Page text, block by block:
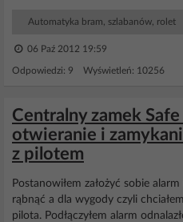
Automatyka bram, szlabanów, rolet
06 Paź 2012 19:59
Odpowiedzi: 9 Wyświetleń: 10256
Centralny zamek Safe
otwieranie i
z pilotem
Postanowiłem założyć sobie
rąbnąć a dla wygody czyli
pilota. Podłączyłem alarm